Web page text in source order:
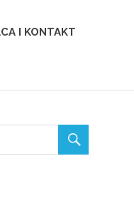
I KONTAKT